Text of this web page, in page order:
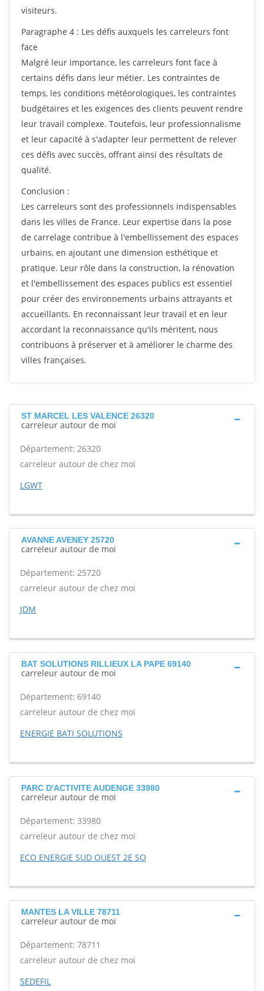
visiteurs.
Paragraphe 4 : Les défis auxquels les carreleurs font
face
Malgré leur importance, les carreleurs font face à
certains défis dans leur métier. Les contraintes de
temps, les conditions météorologiques, les contraintes
budgétaires et les exigences des clients peuvent rendre
leur travail complexe. Toutefois, leur professionnalisme
et leur capacité à s'adapter leur permettent de relever
ces défis avec succès, offrant ainsi des résultats de
qualité.
Conclusion :
Les carreleurs sont des professionnels indispensables
dans les villes de France. Leur expertise dans la pose
de carrelage contribue à l'embellissement des espaces
urbains, en ajoutant une dimension esthétique et
pratique. Leur rôle dans la construction, la rénovation
et l'embellissement des espaces publics est essentiel
pour créer des environnements urbains attrayants et
accueillants. En reconnaissant leur travail et en leur
accordant la reconnaissance qu'ils méritent, nous
contribuons à préserver et à améliorer le charme des
villes françaises.
ST MARCEL LES VALENCE 26320
carreleur autour de moi
Département: 26320
carreleur autour de chez moi
LGWT
AVANNE AVENEY 25720
carreleur autour de moi
Département: 25720
carreleur autour de chez moi
JDM
BAT SOLUTIONS RILLIEUX LA PAPE 69140
carreleur autour de moi
Département: 69140
carreleur autour de chez moi
ENERGIE BATI SOLUTIONS
PARC D'ACTIVITE AUDENGE 33980
carreleur autour de moi
Département: 33980
carreleur autour de chez moi
ECO ENERGIE SUD OUEST 2E SO
MANTES LA VILLE 78711
carreleur autour de moi
Département: 78711
carreleur autour de chez moi
SEDEFIL